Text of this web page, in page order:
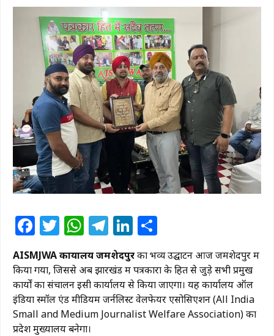
Facebook
Twitter
WhatsApp
Telegram
LinkedIn
AISMJWA कार्यालय जमशेदपुरका भव्य उद्घाटन आज जमशेदपुर में
किया गया, जिससे अब झारखंड में पत्रकारों के हित से जुड़े सभी प्रमुख
कार्यों का संचालन इसी कार्यालय से किया जाएगा। यह कार्यालय ऑल
इंडिया स्मॉल एंड मीडियम जर्नलिस्ट वेलफेयर एसोसिएशन (All India
Small and Medium Journalist Welfare Association) का
प्रदेश मुख्यालय बनेगा।